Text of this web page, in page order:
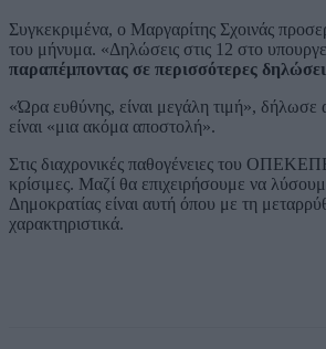
Συγκεκριμένα, ο Μαργαρίτης Σχοινάς
του μήνυμα. «Δηλώσεις στις 12 στο
παραπέμποντας σε περισσότερες
«Ώρα ευθύνης, είναι μεγάλη τιμή», δήλωσε
είναι «μια ακόμα αποστολή».
Στις διαχρονικές παθογένειες του
κρίσιμες. Μαζί θα επιχειρήσουμε να
Δημοκρατίας είναι αυτή όπου με τη
χαρακτηριστικά.